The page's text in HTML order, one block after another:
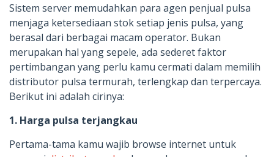
Sistem server memudahkan para agen penjual pulsa
menjaga ketersediaan stok setiap jenis pulsa, yang
berasal dari berbagai macam operator. Bukan
merupakan hal yang sepele, ada sederet faktor
pertimbangan yang perlu kamu cermati dalam memilih
distributor pulsa termurah, terlengkap dan terpercaya.
Berikut ini adalah cirinya:
1. Harga pulsa terjangkau
Pertama-tama kamu wajib browse internet untuk